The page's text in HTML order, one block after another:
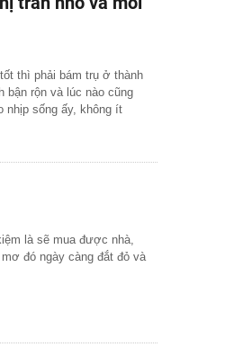
thì phải bám trụ ở thành
bận rộn và lúc nào cũng
nhịp sống ấy, không ít
là sẽ mua được nhà,
đó ngày càng đắt đỏ và